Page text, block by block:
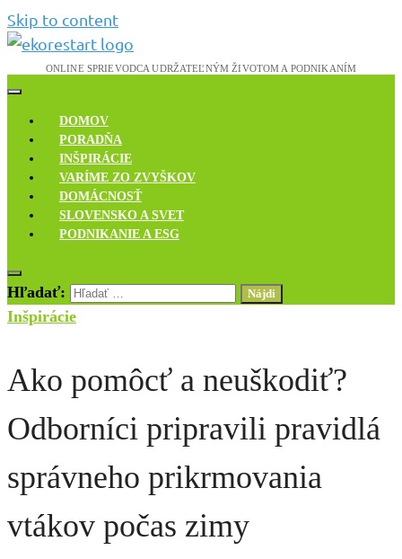
Skip to content
Ekoreštart
Novinky, rozhovory a inšpirácie
DOMOV
PORADŇA
INŠPIRÁCIE
VARÍME ZO ZVYŠKOV
DOMÁCNOSŤ
SLOVENSKO A SVET
PODNIKANIE A ESG
Hľadať:
Inšpirácie
Ako pomôcť a neuškodiť?
Odborníci pripravili pravidlá
správneho prikrmovania
vtákov počas zimy